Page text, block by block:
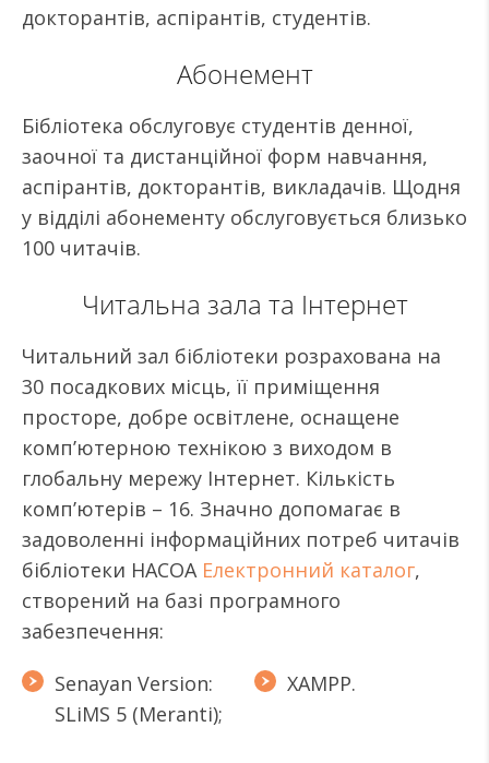
докторантів, аспірантів, студентів.
Абонемент
Бібліотека обслуговує студентів денної,
заочної та дистанційної форм навчання,
аспірантів, докторантів, викладачів. Щодня
у відділі абонементу обслуговується близько
100 читачів.
Читальна зала та Інтернет
Читальний зал бібліотеки розрахована на
30 посадкових місць, її приміщення
просторе, добре освітлене, оснащене
комп’ютерною технікою з виходом в
глобальну мережу Інтернет. Кількість
комп’ютерів – 16. Значно допомагає в
задоволенні інформаційних потреб читачів
бібліотеки НАСОА Електронний каталог,
створений на базі програмного
забезпечення:
Senayan Version:
SLiMS 5 (Meranti);
XAMPP.